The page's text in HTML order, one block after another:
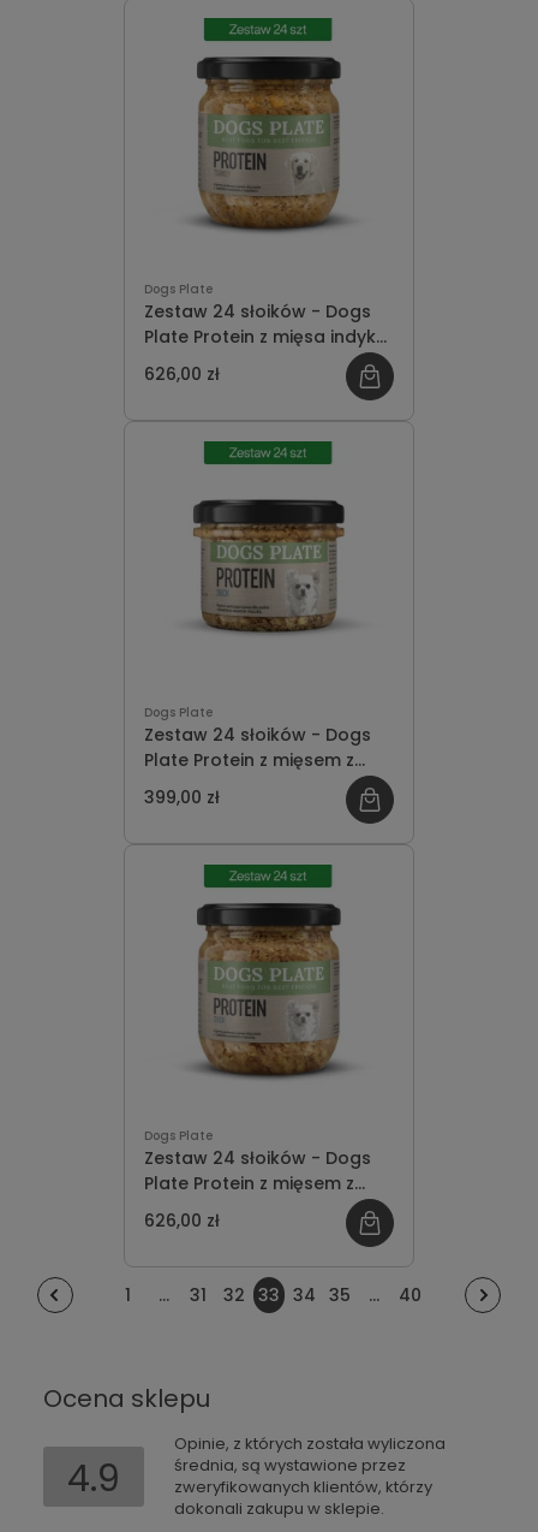
Dogs Plate
Zestaw 24 słoików - Dogs
Plate Protein z mięsa indyka
360g - oszczędzasz 70 PLN
626,00 zł
Dogs Plate
Zestaw 24 słoików - Dogs
Plate Protein z mięsem z
kaczki 180g - oszczędzasz
45 PLN
399,00 zł
Dogs Plate
Zestaw 24 słoików - Dogs
Plate Protein z mięsem z
kaczki 360g - oszczędzasz
70 PLN
626,00 zł
1 ... 31 32 33 34 35 ... 40
Ocena sklepu
4.9
Opinie, z których została wyliczona
średnia, są wystawione przez
zweryfikowanych klientów, którzy
dokonali zakupu w sklepie.